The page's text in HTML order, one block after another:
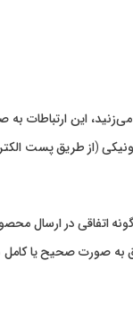
این ارتباطات به
(از طریق پست
اتفاقی در ارسال
به صورت صحیح یا